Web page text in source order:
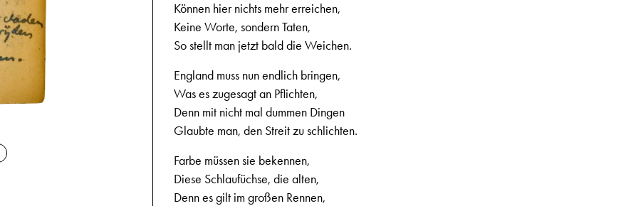
Können hier nichts mehr erreichen,
Keine Worte, sondern Taten,
So stellt man jetzt bald die Weichen.
England muss nun endlich bringen,
Was es zugesagt an Pflichten,
Denn mit nicht mal dummen Dingen
Glaubte man, den Streit zu schlichten.
Farbe müssen sie bekennen,
Diese Schlaufüchse, die alten,
Denn es gilt im großen Rennen,